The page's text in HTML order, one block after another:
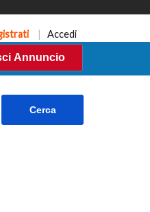
| Accedi
Annuncio